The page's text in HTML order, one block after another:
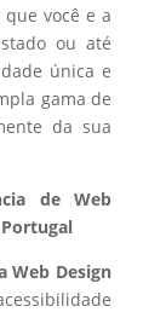
você e a
ou até
única e
gama de
da sua
de Web
Web Design